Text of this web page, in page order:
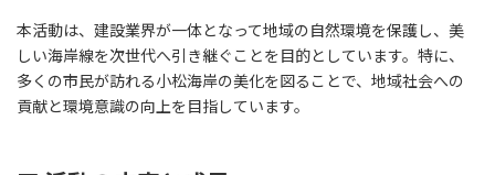
本活動は、建設業界が一体となって地域の自然環境を保護し、美
しい海岸線を次世代へ引き継ぐことを目的としています。特に、
多くの市民が訪れる小松海岸の美化を図ることで、地域社会への
貢献と環境意識の向上を目指しています。